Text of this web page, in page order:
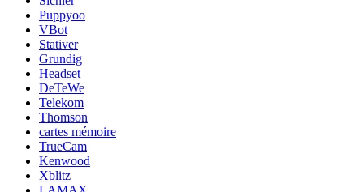
Puppyoo
VBot
Stativer
Grundig
Headset
DeTeWe
Telekom
Thomson
cartes mémoire
TrueCam
Kenwood
Xblitz